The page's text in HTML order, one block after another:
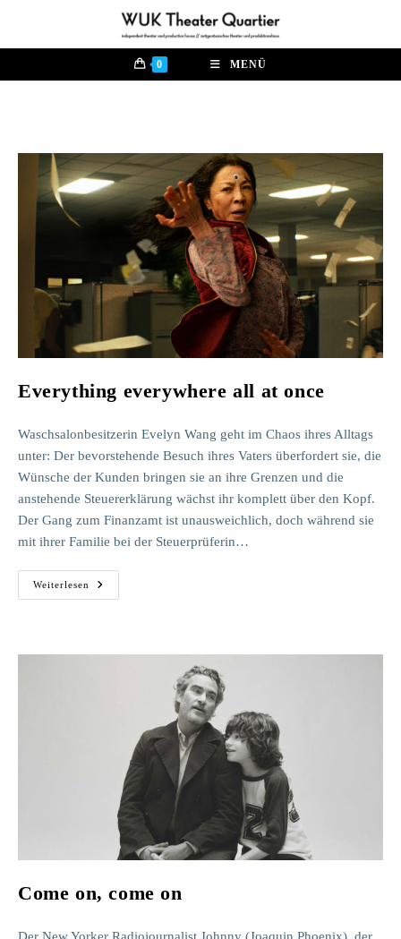
springen
0 MENÜ
Everything everywhere all at once
Waschsalonbesitzerin Evelyn Wang geht im Chaos ihres Alltags
unter: Der bevorstehende Besuch ihres Vaters überfordert sie, die
Wünsche der Kunden bringen sie an ihre Grenzen und die
anstehende Steuererklärung wächst ihr komplett über den Kopf.
Der Gang zum Finanzamt ist unausweichlich, doch während sie
mit ihrer Familie bei der Steuerprüferin…
Weiterlesen
Everything
Everywhere
Come on, come on